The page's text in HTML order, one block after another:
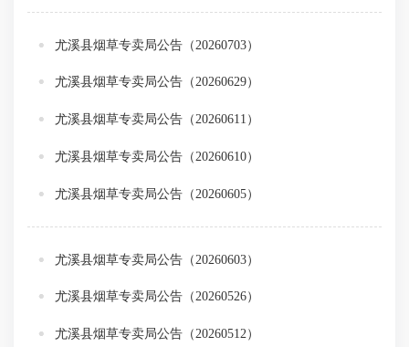
尤溪县烟草专卖局公告（20260703）
尤溪县烟草专卖局公告（20260629）
尤溪县烟草专卖局公告（20260611）
尤溪县烟草专卖局公告（20260610）
尤溪县烟草专卖局公告（20260605）
尤溪县烟草专卖局公告（20260603）
尤溪县烟草专卖局公告（20260526）
尤溪县烟草专卖局公告（20260512）